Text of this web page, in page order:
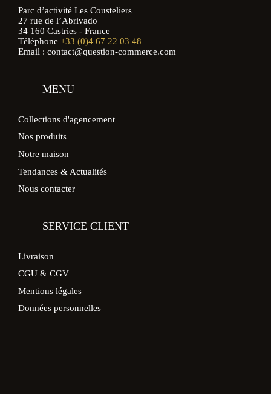
Parc d’activité Les Cousteliers
27 rue de l’Abrivado
34 160 Castries - France
Téléphone +33 (0)4 67 22 03 48
Email : contact@question-commerce.com
MENU
Collections d'agencement
Nos produits
Notre maison
Tendances & Actualités
Nous contacter
SERVICE CLIENT
Livraison
CGU & CGV
Mentions légales
Données personnelles